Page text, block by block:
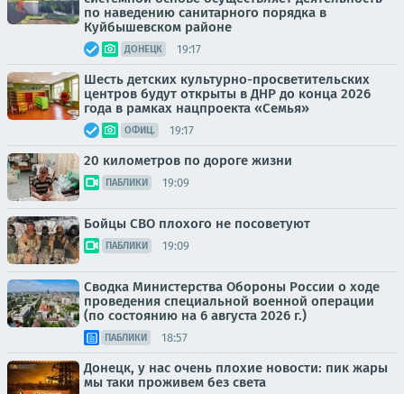
по наведению санитарного порядка в
Куйбышевском районе
ДОНЕЦК 19:17
Шесть детских культурно-просветительских
центров будут открыты в ДНР до конца 2026
года в рамках нацпроекта «Семья»
ОФИЦ. 19:17
20 километров по дороге жизни
ПАБЛИКИ 19:09
Бойцы СВО плохого не посоветуют
ПАБЛИКИ 19:09
Сводка Министерства Обороны России о ходе
проведения специальной военной операции
(по состоянию на 6 августа 2026 г.)
ПАБЛИКИ 18:57
Донецк, у нас очень плохие новости: пик жары
мы таки проживем без света